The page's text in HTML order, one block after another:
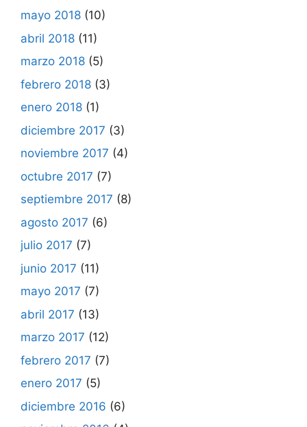
mayo 2018 (10)
abril 2018 (11)
marzo 2018 (5)
febrero 2018 (3)
enero 2018 (1)
diciembre 2017 (3)
noviembre 2017 (4)
octubre 2017 (7)
septiembre 2017 (8)
agosto 2017 (6)
julio 2017 (7)
junio 2017 (11)
mayo 2017 (7)
abril 2017 (13)
marzo 2017 (12)
febrero 2017 (7)
enero 2017 (5)
diciembre 2016 (6)